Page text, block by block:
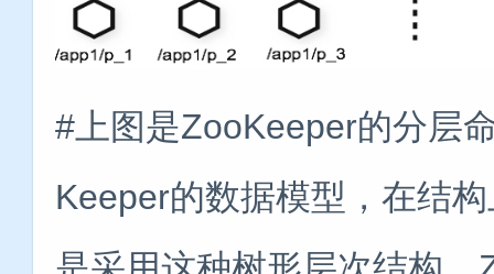
#上图是ZooKeeper的分层
Keeper的数据模型，在结